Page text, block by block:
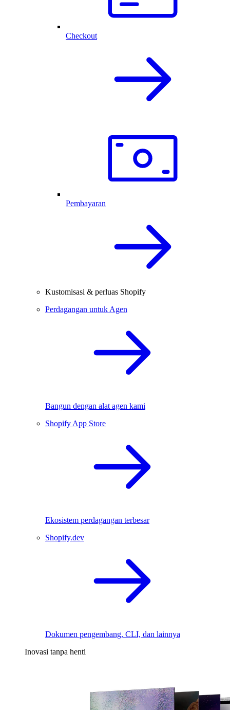
Checkout
Pembayaran
Kustomisasi & perluas Shopify
Perdagangan untuk Agen
Bangun dengan alat agen kami
Shopify App Store
Ekosistem perdagangan terbesar
Shopify.dev
Dokumen pengembang, CLI, dan lainnya
Inovasi tanpa henti